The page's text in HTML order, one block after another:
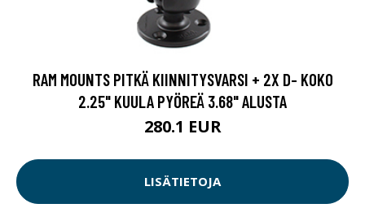
RAM MOUNTS PITKÄ KIINNITYSVARSI + 2X D- KOKO
2.25" KUULA PYÖREÄ 3.68" ALUSTA
280.1 EUR
LISÄTIETOJA